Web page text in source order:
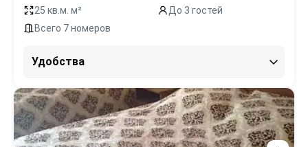
25 кв.м. м²
До 3 гостей
Всего 7 номеров
Удобства